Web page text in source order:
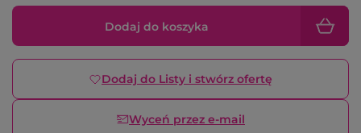
Dodaj do koszyka
Dodaj do Listy i stwórz ofertę
Wyceń przez e-mail